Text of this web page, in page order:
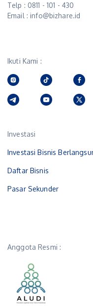
Telp : 0811 - 101 - 430
Email : info@bizhare.id
Ikuti Kami :
Investasi
Investasi Bisnis
Daftar Bisnis
Pasar Sekunder
Anggota Resmi :